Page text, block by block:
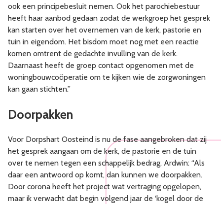
ook een principebesluit nemen. Ook het parochiebestuur
heeft haar aanbod gedaan zodat de werkgroep het gesprek
kan starten over het overnemen van de kerk, pastorie en
tuin in eigendom. Het bisdom moet nog met een reactie
komen omtrent de gedachte invulling van de kerk.
Daarnaast heeft de groep contact opgenomen met de
woningbouwcoöperatie om te kijken wie de zorgwoningen
kan gaan stichten.”
Doorpakken
Voor Dorpshart Oosteind is nu de fase aangebroken dat zij
het gesprek aangaan om de kerk, de pastorie en de tuin
over te nemen tegen een schappelijk bedrag. Ardwin: “Als
daar een antwoord op komt, dan kunnen we doorpakken.
Door corona heeft het project wat vertraging opgelopen,
maar ik verwacht dat begin volgend jaar de ‘kogel door de